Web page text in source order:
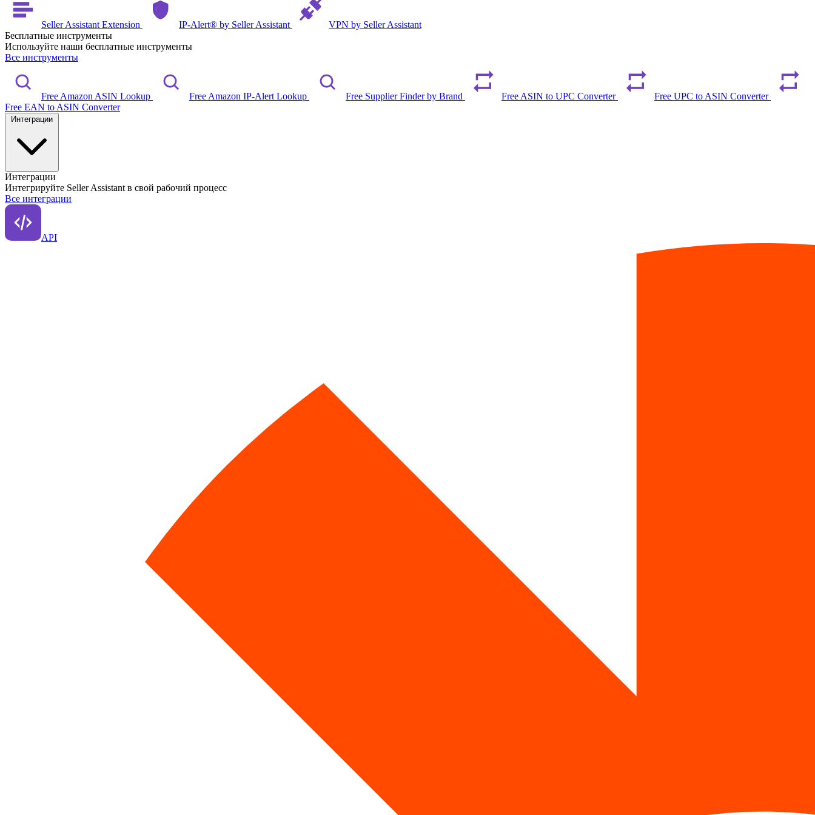
Seller Assistant Extension IP-Alert® by Seller Assistant
VPN by Seller Assistant
Бесплатные инструменты
Используйте наши бесплатные инструменты
Все инструменты
Free Amazon ASIN Lookup Free Amazon IP-Alert Lookup Free Supplier Finder by Brand Free ASIN to UPC Converter
Free UPC to ASIN Converter
Free EAN to ASIN Converter
Интеграции
Интегрируйте Seller Assistant в свой рабочий процесс
Все интеграции
API